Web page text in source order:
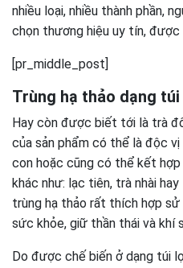
nhiều loại, nhiều thành phần,
chọn thương hiệu uy tín, được
[pr_middle_post]
Trùng hạ thảo dạng
Hay còn được biết tới là trà
của sản phẩm có thể là độc
con hoặc cũng có thể kết
khác như: lạc tiên, trà nhài
trùng hạ thảo rất thích hợp
sức khỏe, giữ thần thái và khí
Do được chế biến ở dạng túi